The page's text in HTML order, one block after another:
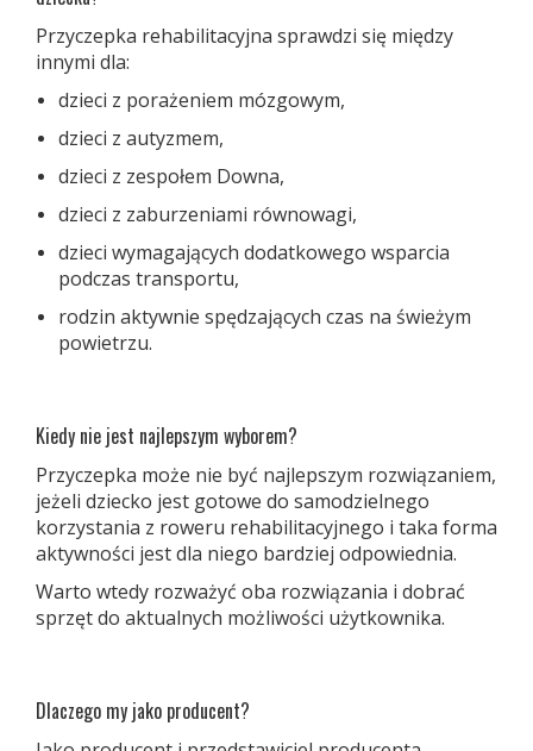
Przyczepka rehabilitacyjna sprawdzi się między
innymi dla:
dzieci z porażeniem mózgowym,
dzieci z autyzmem,
dzieci z zespołem Downa,
dzieci z zaburzeniami równowagi,
dzieci wymagających dodatkowego wsparcia
podczas transportu,
rodzin aktywnie spędzających czas na świeżym
powietrzu.
Kiedy nie jest najlepszym wyborem?
Przyczepka może nie być najlepszym rozwiązaniem,
jeżeli dziecko jest gotowe do samodzielnego
korzystania z roweru rehabilitacyjnego i taka forma
aktywności jest dla niego bardziej odpowiednia.
Warto wtedy rozważyć oba rozwiązania i dobrać
sprzęt do aktualnych możliwości użytkownika.
Dlaczego my jako producent?